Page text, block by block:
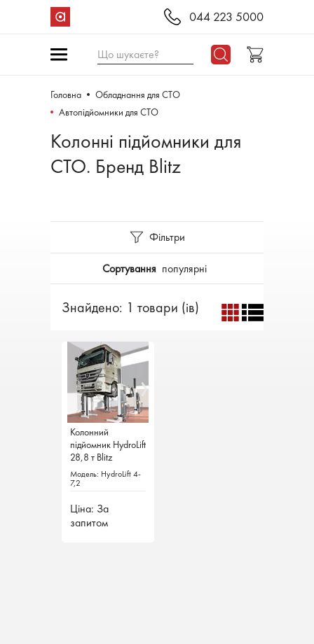
044 223 5000
Що шукаєте?
Головна
Обладнання для СТО
Автопідйомники для СТО
Колонні підйомники для
СТО. Бренд Blitz
Фільтри
Сортування популярні
Знайдено: 1 товари (ів)
Колонний
підйомник HydroLift
28,8 т Blitz
Німеччина
Модель: HydroLift 4-
7,2
Ціна: За
запитом
Колонний
підйомник HydroLift
28,8 т Blitz
Німеччина
Модель: HydroLift 4-
7,2
Ціна: За
запитом